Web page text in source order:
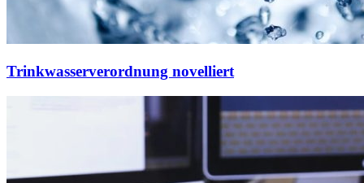
Trinkwasserverordnung novelliert